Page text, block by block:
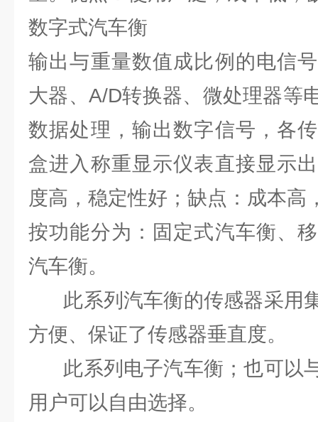
数字式汽车衡
输出与重量数值成比例的电信
大器、A/D转换器、微处理器等
数据处理，输出数字信号，各
盒进入称重显示仪表直接显示
度高，稳定性好；缺点：成本高
按功能分为：固定式汽车衡、
汽车衡。
此系列汽车衡的传感器采用
方便、保证了传感器垂直度。
此系列电子汽车衡；也可以
用户可以自由选择。